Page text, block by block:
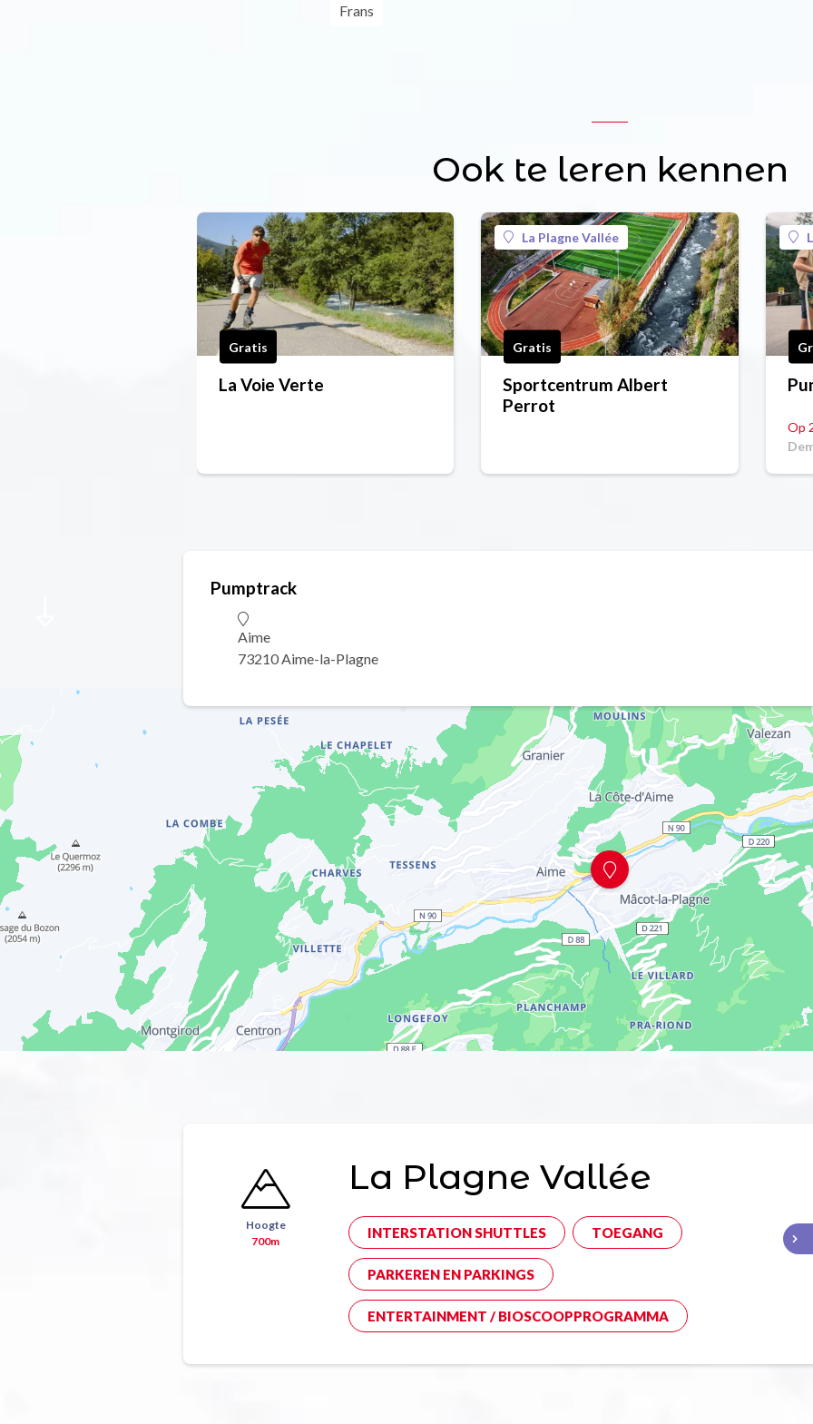
Frans
Ook te leren kennen
Gratis
La Voie Verte
La Plagne Vallée
Gratis
Sportcentrum Albert
Perrot
Op
Pumptrack
Aime
73210 Aime-la-Plagne
Hoogte
700m
La Plagne Vallée
INTERSTATION SHUTTLES TOEGANG
PARKEREN EN PARKINGS
ENTERTAINMENT / BIOSCOOPPROGRAMMA